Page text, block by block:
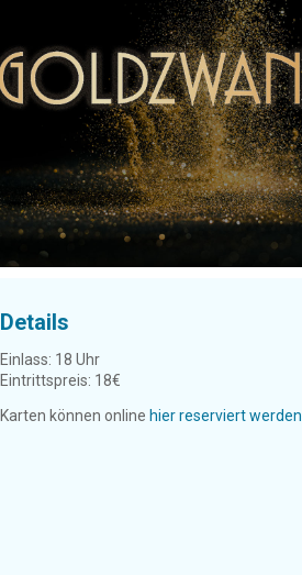
Details
Einlass: 18 Uhr
Eintrittspreis: 18€
Karten können online hier reserviert werden